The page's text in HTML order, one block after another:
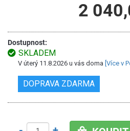
2
Dostupnost:
SKLADEM
V úterý 11.8.2026 u vás doma [Více v
DOPRAVA ZDARMA